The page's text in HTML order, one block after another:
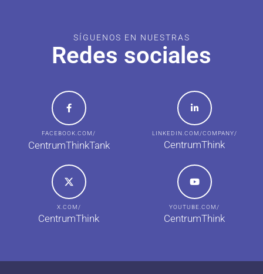
SÍGUENOS EN NUESTRAS
Redes sociales
FACEBOOK.COM/
CentrumThinkTank
LINKEDIN.COM/COMPANY/
CentrumThink
X.COM/
CentrumThink
YOUTUBE.COM/
CentrumThink